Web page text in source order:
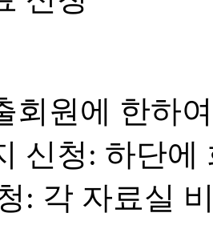
회원에 한하
신청: 하단에
: 각 자료실